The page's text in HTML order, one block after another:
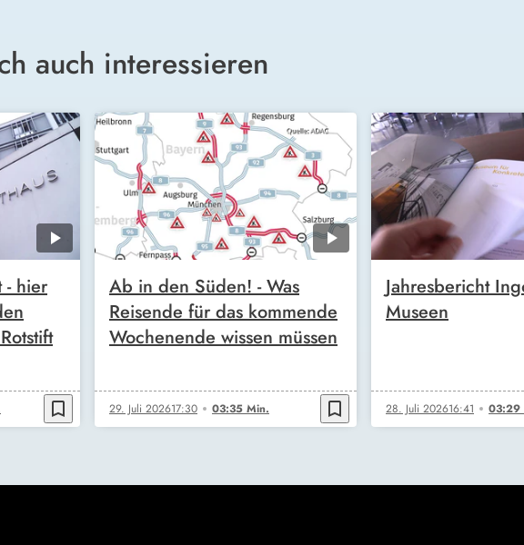
auch interessieren
- hier
bookmark_border
Ab in den Süden! - Was
Reisende für das kommende
Wochenende wissen müssen
29. Juli 202617:30 03:35 Min. bookmark_border
Jahresbericht
Museen
28. Juli 202616:41 03:29